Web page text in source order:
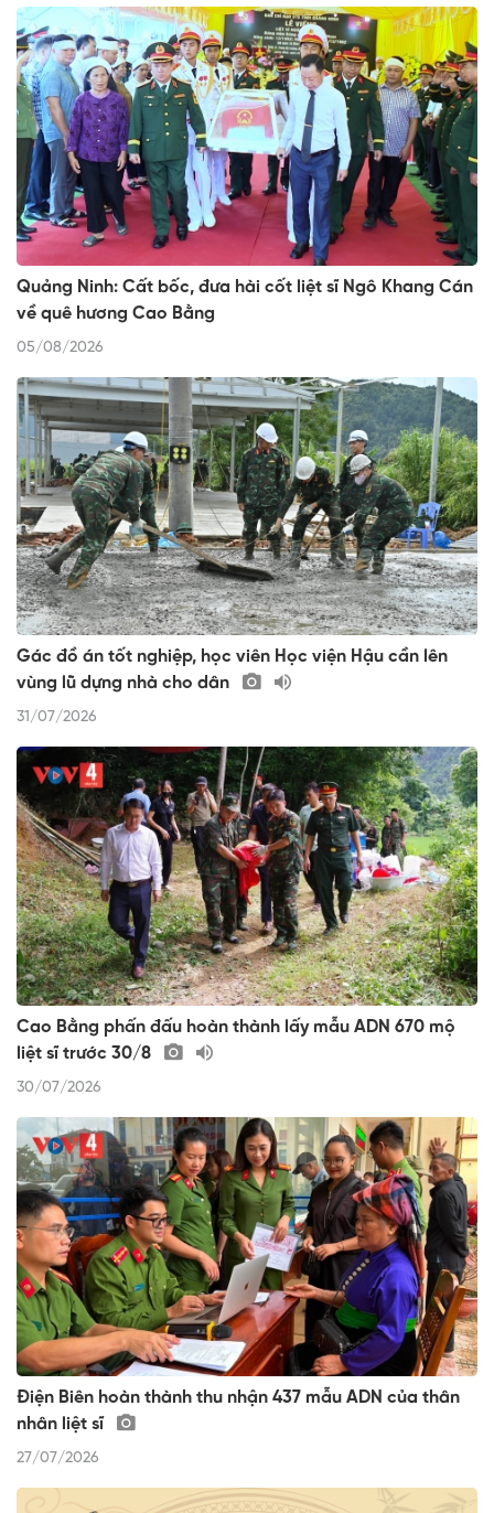
Quảng Ninh: Cất bốc, đưa hài cốt liệt sĩ Ngô Khang Cán
về quê hương Cao Bằng
05/08/2026
Gác đồ án tốt nghiệp, học viên Học viện Hậu cần lên
vùng lũ dựng nhà cho dân
31/07/2026
Cao Bằng phấn đấu hoàn thành lấy mẫu ADN 670 mộ
liệt sĩ trước 30/8
30/07/2026
Điện Biên hoàn thành thu nhận 437 mẫu ADN của thân
nhân liệt sĩ
27/07/2026